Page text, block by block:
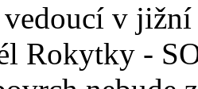
v jižní
Rokytky -